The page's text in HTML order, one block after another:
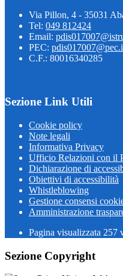
Via Pillon, 4 - 35031
Tel: 049 812424
Email:
PEC:
C.F.: 80016340285
Sezione Link Utili
Cookie policy
Note legali
Informativa Privacy
Ufficio Relazioni con il
Dichiarazione di
Obiettivi di accessibilità
Whistleblowing
Gestione consensi
Amministrazione
Pagina visualizzata 257
Sezione Copyright